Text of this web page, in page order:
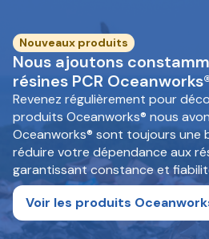
Nouveaux produits
Nous ajoutons
résines PCR
Revenez régulièrement pour
produits Oceanworks® nous
Oceanworks® sont toujours une
réduire votre dépendance aux
garantissant constance et
Voir les produits